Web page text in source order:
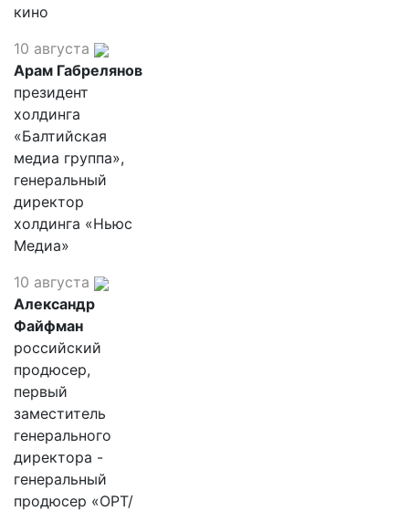
кино
10 августа
Арам Габрелянов
президент
холдинга
«Балтийская
медиа группа»,
генеральный
директор
холдинга «Ньюс
Медиа»
10 августа
Александр
Файфман
российский
продюсер,
первый
заместитель
генерального
директора -
генеральный
продюсер «ОРТ/